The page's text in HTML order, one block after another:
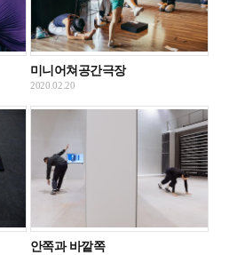
미니어쳐공간극장
2020.02.20
안쪽과 바깥쪽